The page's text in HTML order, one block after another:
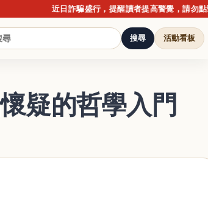
近日詐騙盛行，提醒讀者提高警覺，請勿點擊不
搜尋 活動看板
疑的哲學入門